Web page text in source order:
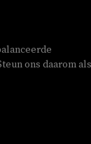
ons daarom